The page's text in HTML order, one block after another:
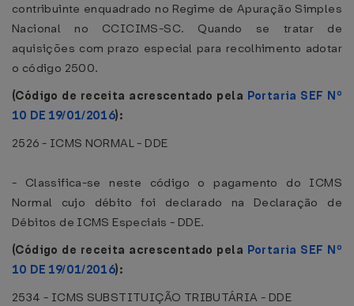
contribuinte enquadrado no Regime de Apuração Simples
Nacional no CCICIMS-SC. Quando se tratar de
aquisições com prazo especial para recolhimento adotar
o código 2500.
(Código de receita acrescentado pela Portaria SEF Nº
10 DE 19/01/2016):
2526 - ICMS NORMAL - DDE
- Classifica-se neste código o pagamento do ICMS
Normal cujo débito foi declarado na Declaração de
Débitos de ICMS Especiais - DDE.
(Código de receita acrescentado pela Portaria SEF Nº
10 DE 19/01/2016):
2534 - ICMS SUBSTITUIÇÃO TRIBUTÁRIA - DDE